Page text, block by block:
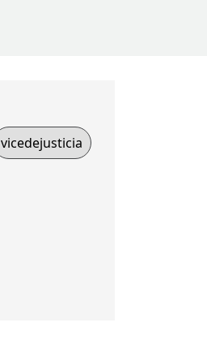
vicedejusticia